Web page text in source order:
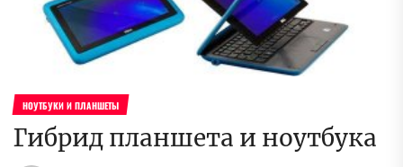
НОУТБУКИ И ПЛАНШЕТЫ
Гибрид планшета и ноутбука